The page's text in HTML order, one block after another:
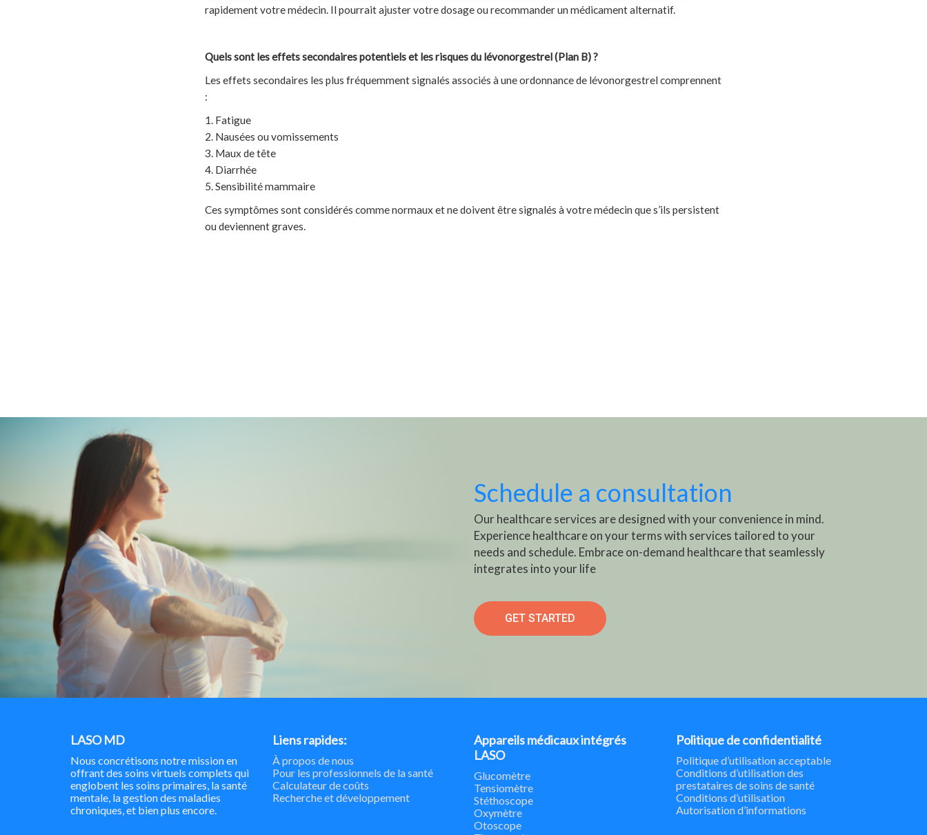
rapidement votre médecin. Il pourrait ajuster votre dosage ou recommander un médicament alternatif.
Quels sont les effets secondaires potentiels et les risques du lévonorgestrel (Plan B) ?
Les effets secondaires les plus fréquemment signalés associés à une ordonnance de lévonorgestrel comprennent
:
1. Fatigue
2. Nausées ou vomissements
3. Maux de tête
4. Diarrhée
5. Sensibilité mammaire
Ces symptômes sont considérés comme normaux et ne doivent être signalés à votre médecin que s’ils persistent
ou deviennent graves.
Schedule a consultation
Our healthcare services are designed with your convenience in mind.
Experience healthcare on your terms with services tailored to your
needs and schedule. Embrace on-demand healthcare that seamlessly
integrates into your life
GET STARTED
LASO MD
Nous concrétisons notre mission en
offrant des soins virtuels complets qui
englobent les soins primaires, la santé
mentale, la gestion des maladies
chroniques, et bien plus encore.
Liens rapides:
À propos de nous
Pour les professionnels de la santé
Calculateur de coûts
Recherche et développement
Appareils médicaux intégrés
LASO
Glucomètre
Tensiomètre
Stéthoscope
Oxymètre
Otoscope
Politique de confidentialité
Politique d’utilisation acceptable
Conditions d’utilisation des
prestataires de soins de santé
Conditions d’utilisation
Autorisation d’informations